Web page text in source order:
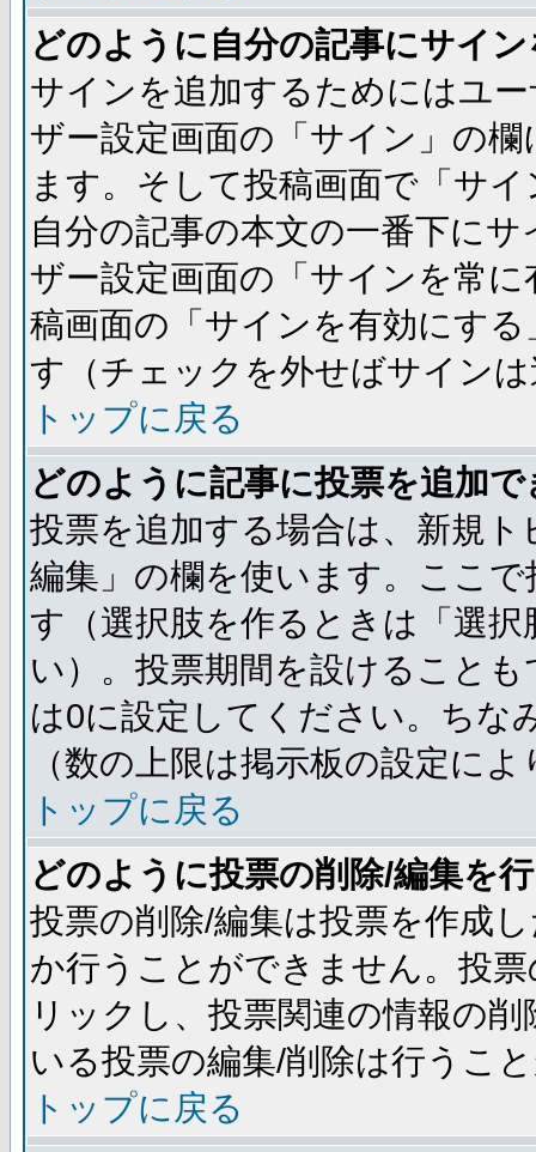
どのように自分の記事にサイ
サインを追加するためにはユ
ザー設定画面の「サイン」の
ます。そして投稿画面で「サ
自分の記事の本文の一番下に
ザー設定画面の「サインを常
稿画面の「サインを有効にす
す（チェックを外せばサイン
トップに戻る
どのように記事に投票を追加
投票を追加する場合は、新規
編集」の欄を使います。ここ
す（選択肢を作るときは「選
い）。投票期間を設けること
は0に設定してください。ちな
（数の上限は掲示板の設定に
トップに戻る
どのように投票の削除/編集を
投票の削除/編集は投票を作成
か行うことができません。投
リックし、投票関連の情報の
いる投票の編集/削除は行うこ
トップに戻る